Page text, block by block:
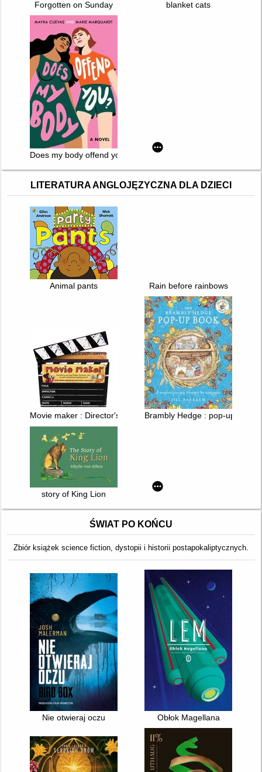
Forgotten on Sunday blanket cats
Does my body offend you?
LITERATURA ANGLOJĘZYCZNA DLA DZIECI
Animal pants Rain before rainbows
Movie maker : Director's HandbookBrambly Hedge : pop-up book
story of King Lion
ŚWIAT PO KOŃCU
Zbiór książek science fiction, dystopii i historii postapokaliptycznych.
Nie otwieraj oczu Obłok Magellana